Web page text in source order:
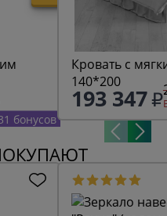
бонусов
Кровать с
140*200
193 347